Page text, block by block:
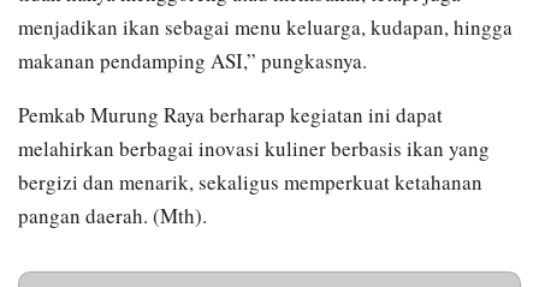
menjadikan ikan sebagai menu keluarga, kudapan, hingga
makanan pendamping ASI,” pungkasnya.
Pemkab Murung Raya berharap kegiatan ini dapat
melahirkan berbagai inovasi kuliner berbasis ikan yang
bergizi dan menarik, sekaligus memperkuat ketahanan
pangan daerah. (Mth).